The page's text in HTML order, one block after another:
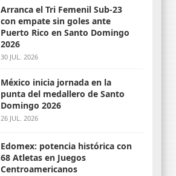
Arranca el Tri Femenil Sub-23
con empate sin goles ante
Puerto Rico en Santo Domingo
2026
30 JUL. 2026
México inicia jornada en la
punta del medallero de Santo
Domingo 2026
26 JUL. 2026
Edomex: potencia histórica con
68 Atletas en Juegos
Centroamericanos